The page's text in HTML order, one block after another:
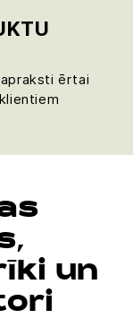
ērtai
un